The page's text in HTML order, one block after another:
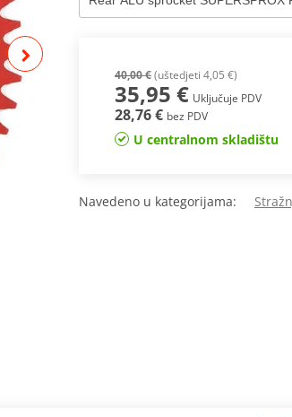
40,00 €(uštedjeti 4,05 €)
35,95 € Uključuje PDV
28,76 € bez PDV
U centralnom skladištu
Navedeno u kategorijama: